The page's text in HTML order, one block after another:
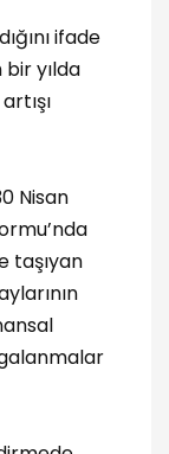
ifade
yılda
Nisan
taşıyan